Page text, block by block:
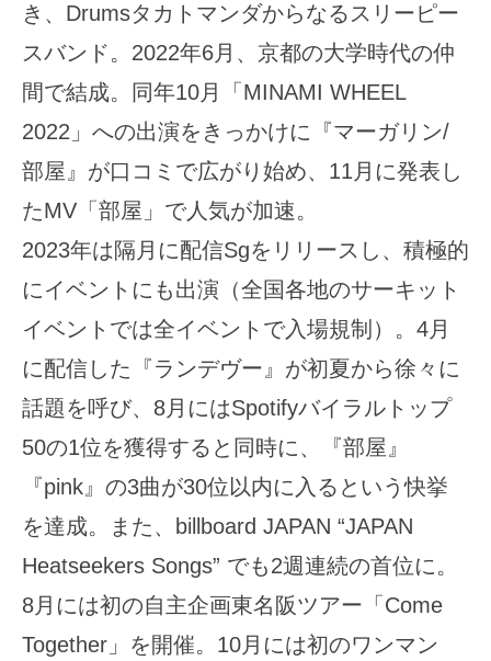
き、Drumsタカトマンダからなるスリーピー
スバンド。2022年6月、京都の大学時代の仲
間で結成。同年10月「MINAMI WHEEL
2022」への出演をきっかけに『マーガリン/
部屋』が口コミで広がり始め、11月に発表し
たMV「部屋」で人気が加速。
2023年は隔月に配信Sgをリリースし、積極的
にイベントにも出演（全国各地のサーキット
イベントでは全イベントで入場規制）。4月
に配信した『ランデヴー』が初夏から徐々に
話題を呼び、8月にはSpotifyバイラルトップ
50の1位を獲得すると同時に、『部屋』
『pink』の3曲が30位以内に入るという快挙
を達成。また、billboard JAPAN “JAPAN
Heatseekers Songs” でも2週連続の首位に。
8月には初の自主企画東名阪ツアー「Come
Together」を開催。10月には初のワンマン